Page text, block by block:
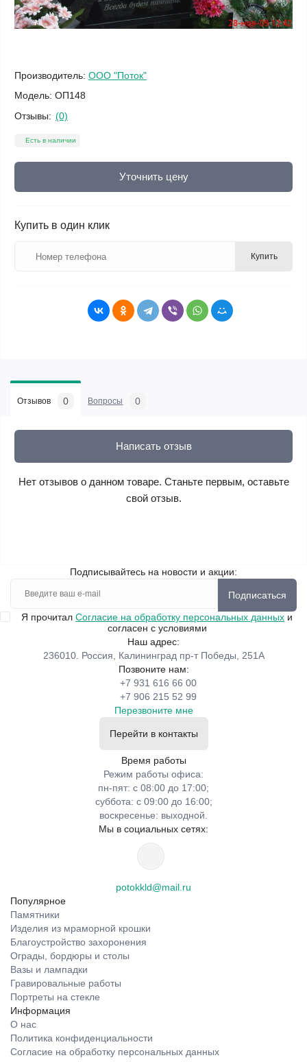
Производитель: ООО "Поток"
Модель: ОП148
Отзывы: (0)
Есть в наличии
Уточнить цену
Купить в один клик
Купить
Отзывов 0 Вопросы 0
Написать отзыв
Нет отзывов о данном товаре. Станьте первым, оставьте
свой отзыв.
Подписывайтесь на новости и акции:
Подписаться
Я прочитал Согласие на обработку персональных данных и
согласен с условиями
Наш адрес:
236010. Россия, Калининград пр-т Победы, 251А
Позвоните нам:
+7 931 616 66 00
+7 906 215 52 99
Перезвоните мне
Перейти в контакты
Время работы
Режим работы офиса:
пн-пят: с 08:00 до 17:00;
суббота: с 09:00 до 16:00;
воскресенье: выходной.
Мы в социальных сетях:
potokkld@mail.ru
Популярное
Памятники
Изделия из мраморной крошки
Благоустройство захоронения
Ограды, бордюры и столы
Вазы и лампадки
Гравировальные работы
Портреты на стекле
Информация
О нас
Политика конфиденциальности
Согласие на обработку персональных данных